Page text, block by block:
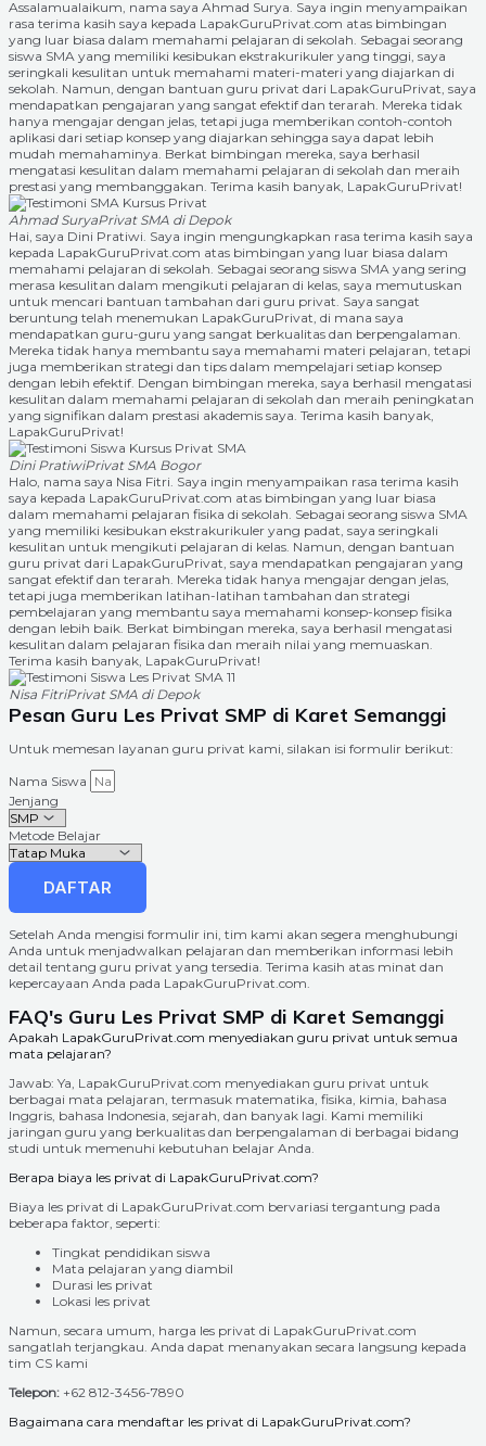
Assalamualaikum, nama saya Ahmad Surya. Saya ingin menyampaikan
rasa terima kasih saya kepada LapakGuruPrivat.com atas bimbingan
yang luar biasa dalam memahami pelajaran di sekolah. Sebagai seorang
siswa SMA yang memiliki kesibukan ekstrakurikuler yang tinggi, saya
seringkali kesulitan untuk memahami materi-materi yang diajarkan di
sekolah. Namun, dengan bantuan guru privat dari LapakGuruPrivat, saya
mendapatkan pengajaran yang sangat efektif dan terarah. Mereka tidak
hanya mengajar dengan jelas, tetapi juga memberikan contoh-contoh
aplikasi dari setiap konsep yang diajarkan sehingga saya dapat lebih
mudah memahaminya. Berkat bimbingan mereka, saya berhasil
mengatasi kesulitan dalam memahami pelajaran di sekolah dan meraih
prestasi yang membanggakan. Terima kasih banyak, LapakGuruPrivat!
Ahmad SuryaPrivat SMA di Depok
Hai, saya Dini Pratiwi. Saya ingin mengungkapkan rasa terima kasih saya
kepada LapakGuruPrivat.com atas bimbingan yang luar biasa dalam
memahami pelajaran di sekolah. Sebagai seorang siswa SMA yang sering
merasa kesulitan dalam mengikuti pelajaran di kelas, saya memutuskan
untuk mencari bantuan tambahan dari guru privat. Saya sangat
beruntung telah menemukan LapakGuruPrivat, di mana saya
mendapatkan guru-guru yang sangat berkualitas dan berpengalaman.
Mereka tidak hanya membantu saya memahami materi pelajaran, tetapi
juga memberikan strategi dan tips dalam mempelajari setiap konsep
dengan lebih efektif. Dengan bimbingan mereka, saya berhasil mengatasi
kesulitan dalam memahami pelajaran di sekolah dan meraih peningkatan
yang signifikan dalam prestasi akademis saya. Terima kasih banyak,
LapakGuruPrivat!
Dini PratiwiPrivat SMA Bogor
Halo, nama saya Nisa Fitri. Saya ingin menyampaikan rasa terima kasih
saya kepada LapakGuruPrivat.com atas bimbingan yang luar biasa
dalam memahami pelajaran fisika di sekolah. Sebagai seorang siswa SMA
yang memiliki kesibukan ekstrakurikuler yang padat, saya seringkali
kesulitan untuk mengikuti pelajaran di kelas. Namun, dengan bantuan
guru privat dari LapakGuruPrivat, saya mendapatkan pengajaran yang
sangat efektif dan terarah. Mereka tidak hanya mengajar dengan jelas,
tetapi juga memberikan latihan-latihan tambahan dan strategi
pembelajaran yang membantu saya memahami konsep-konsep fisika
dengan lebih baik. Berkat bimbingan mereka, saya berhasil mengatasi
kesulitan dalam pelajaran fisika dan meraih nilai yang memuaskan.
Terima kasih banyak, LapakGuruPrivat!
Nisa FitriPrivat SMA di Depok
Pesan Guru Les Privat SMP di Karet Semanggi
Untuk memesan layanan guru privat kami, silakan isi formulir berikut:
Nama Siswa
Jenjang
Metode Belajar
DAFTAR
Setelah Anda mengisi formulir ini, tim kami akan segera menghubungi
Anda untuk menjadwalkan pelajaran dan memberikan informasi lebih
detail tentang guru privat yang tersedia. Terima kasih atas minat dan
kepercayaan Anda pada LapakGuruPrivat.com.
FAQ's Guru Les Privat SMP di Karet Semanggi
Apakah LapakGuruPrivat.com menyediakan guru privat untuk semua
mata pelajaran?
Jawab: Ya, LapakGuruPrivat.com menyediakan guru privat untuk
berbagai mata pelajaran, termasuk matematika, fisika, kimia, bahasa
Inggris, bahasa Indonesia, sejarah, dan banyak lagi. Kami memiliki
jaringan guru yang berkualitas dan berpengalaman di berbagai bidang
studi untuk memenuhi kebutuhan belajar Anda.
Berapa biaya les privat di LapakGuruPrivat.com?
Biaya les privat di LapakGuruPrivat.com bervariasi tergantung pada
beberapa faktor, seperti:
Tingkat pendidikan siswa
Mata pelajaran yang diambil
Durasi les privat
Lokasi les privat
Namun, secara umum, harga les privat di LapakGuruPrivat.com
sangatlah terjangkau. Anda dapat menanyakan secara langsung kepada
tim CS kami
Telepon: +62 812-3456-7890
Bagaimana cara mendaftar les privat di LapakGuruPrivat.com?